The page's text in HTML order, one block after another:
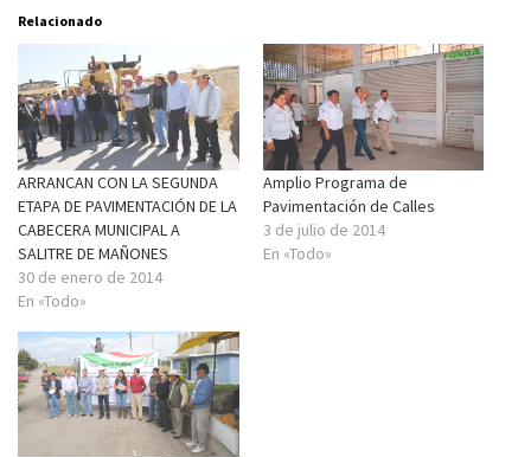
Relacionado
ARRANCAN CON LA SEGUNDA
ETAPA DE PAVIMENTACIÓN DE LA
CABECERA MUNICIPAL A
SALITRE DE MAÑONES
30 de enero de 2014
En «Todo»
Amplio Programa de
Pavimentación de Calles
3 de julio de 2014
En «Todo»